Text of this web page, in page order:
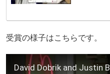
受賞の様子はこちらです。